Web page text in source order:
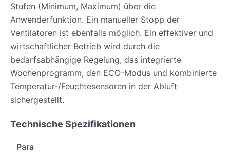
Stufen (Minimum, Maximum) über die
Anwenderfunktion. Ein manueller Stopp der
Ventilatoren ist ebenfalls möglich. Ein effektiver und
wirtschaftlicher Betrieb wird durch die
bedarfsabhängige Regelung, das integrierte
Wochenprogramm, den ECO-Modus und kombinierte
Temperatur-/Feuchtesensoren in der Abluft
sichergestellt.
Technische Spezifikationen
Para